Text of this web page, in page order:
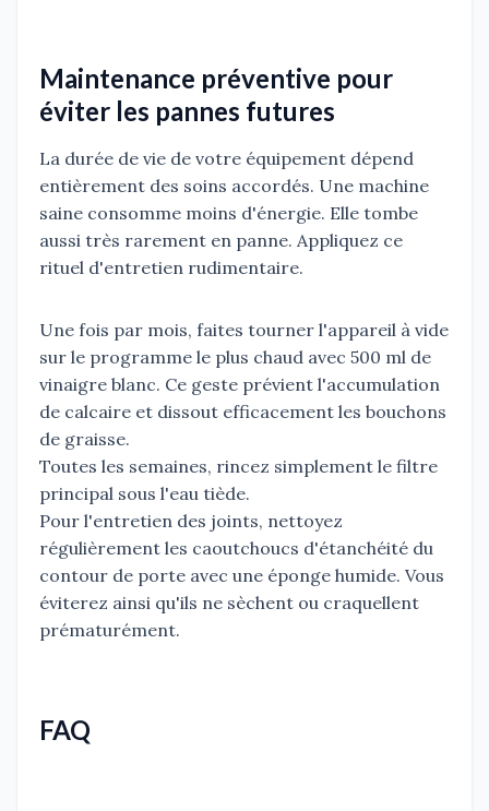
Maintenance préventive pour
éviter les pannes futures
La durée de vie de votre équipement dépend
entièrement des soins accordés. Une machine
saine consomme moins d'énergie. Elle tombe
aussi très rarement en panne. Appliquez ce
rituel d'entretien rudimentaire.
Une fois par mois, faites tourner l'appareil à vide
sur le programme le plus chaud avec 500 ml de
vinaigre blanc. Ce geste prévient l'accumulation
de calcaire et dissout efficacement les bouchons
de graisse.
Toutes les semaines, rincez simplement le filtre
principal sous l'eau tiède.
Pour l'entretien des joints, nettoyez
régulièrement les caoutchoucs d'étanchéité du
contour de porte avec une éponge humide. Vous
éviterez ainsi qu'ils ne sèchent ou craquellent
prématurément.
FAQ